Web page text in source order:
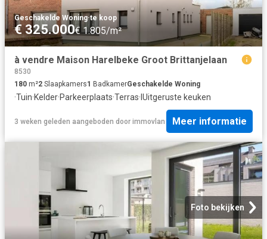
Geschakelde Woning·te koop
€ 325.000€ 1.805/m²
à vendre Maison Harelbeke Groot Brittanjelaan
8530
180 m²2 Slaapkamers1 BadkamerGeschakelde Woning
·Tuin·Kelder·Parkeerplaats·Terras· IUitgeruste keuken
3 weken geleden aangeboden door immovlan Meer informatie
Foto bekijken